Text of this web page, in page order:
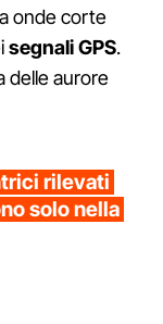
a onde corte
segnali GPS.
delle aurore
rilevati
solo nella